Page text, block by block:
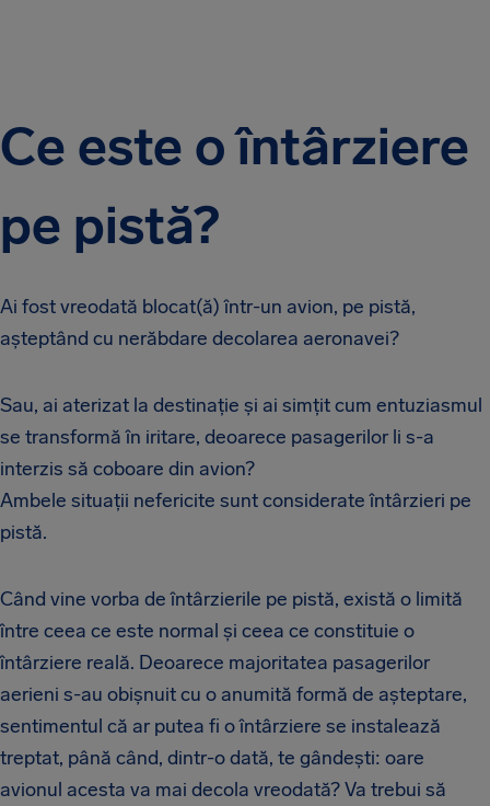
Ce este o întârziere
pe pistă?
Ai fost vreodată blocat(ă) într-un avion, pe pistă,
așteptând cu nerăbdare decolarea aeronavei?
Sau, ai aterizat la destinație și ai simțit cum entuziasmul
se transformă în iritare, deoarece pasagerilor li s-a
interzis să coboare din avion?
Ambele situații nefericite sunt considerate întârzieri pe
pistă.
Când vine vorba de întârzierile pe pistă, există o limită
între ceea ce este normal și ceea ce constituie o
întârziere reală. Deoarece majoritatea pasagerilor
aerieni s-au obișnuit cu o anumită formă de așteptare,
sentimentul că ar putea fi o întârziere se instalează
treptat, până când, dintr-o dată, te gândești: oare
avionul acesta va mai decola vreodată? Va trebui să